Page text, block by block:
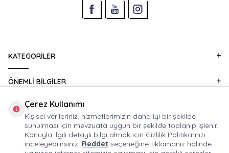
KATEGORILER
ÖNEMLI BILGILER
HIZLI ERIŞIM
KURUMSAL SATIŞ
Çerez Kullanımı
Kişisel verileriniz, hizmetlerimizin daha iyi bir şekilde
sunulması için mevzuata uygun bir şekilde toplanıp işlenir.
Konuyla ilgili detaylı bilgi almak için Gizlilik Politikamızı
inceleyebilirsiniz. Reddet seçeneğine tıklamanız halinde